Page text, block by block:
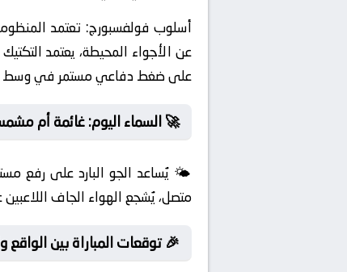
أسلوب فولفسبورج:
عن الأجواء المحيطة، يعتمد
على ضغط دفاعي مستمر في وسط
🚀 السماء اليوم: غائمة أم
🌤️ يُساعد الجو البارد على رفع
متصل، يُشجع الهواء الجاف
🎉 توقعات المباراة بين الواقع